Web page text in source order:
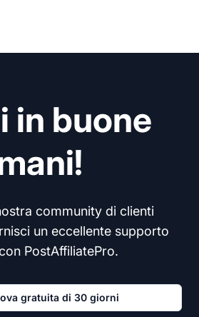
in buone
community di clienti
un eccellente supporto
PostAffiliatePro.
gratuita di 30 giorni